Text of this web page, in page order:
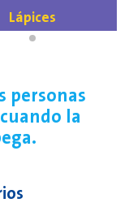
Lápices
personas
la